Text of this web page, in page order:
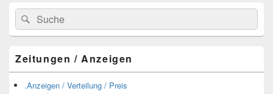
Suchen
nach:
Suchen
Zeitungen / Anzeigen
.Anzeigen / Verteilung / Preis